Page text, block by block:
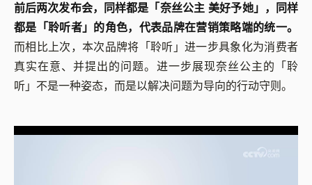
前后两次发布会，同样都是「奈丝公主 美好予她」，同样
都是「聆听者」的角色，代表品牌在营销策略端的统一。
而相比上次，本次品牌将「聆听」进一步具象化为消费者
真实在意、并提出的问题。进一步展现奈丝公主的「聆
听」不是一种姿态，而是以解决问题为导向的行动守则。